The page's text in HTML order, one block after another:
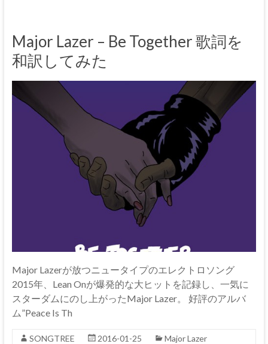
Major Lazer – Be Together 歌詞を
和訳してみた
Major Lazerが放つニュータイプのエレクトロソング
2015年、Lean Onが爆発的な大ヒットを記録し、一気に
スターダムにのし上がったMajor Lazer。 好評のアルバ
ム”Peace Is Th
SONGTREE 2016-01-25
Major Lazer